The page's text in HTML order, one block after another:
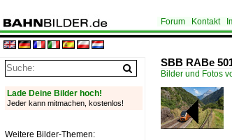
Forum Kontakt
SBB RABe
Bilder und Fotos
Lade Deine Bilder hoch!
Jeder kann mitmachen, kostenlos!
Weitere Bilder-Themen: